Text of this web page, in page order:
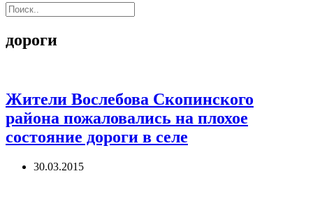
дороги
Жители Вослебова Скопинского
района пожаловались на плохое
состояние дороги в селе
30.03.2015